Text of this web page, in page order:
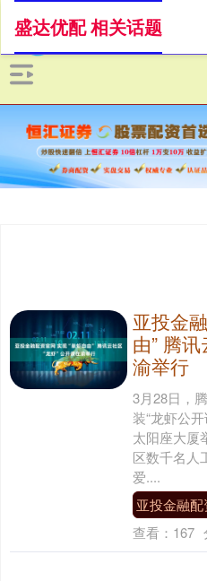
盛达优配 相关话题
亚投金
由” 腾
渝举行
3月28日，
装“龙虾公
太阳座大厦
区数千名人
爱....
亚投金融
查看： 167